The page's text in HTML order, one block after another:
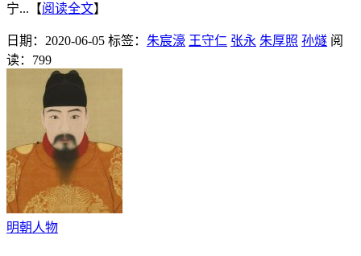
宁...【阅读全文】
日期：2020-06-05 标签： 朱宸濠 王守仁 张永 朱厚照 孙燧 阅
读：799
明朝人物